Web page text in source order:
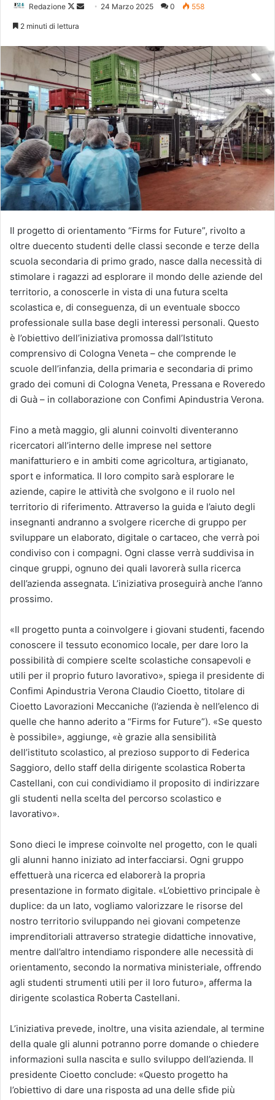
Redazione
Follow
Invia 24 Marzo 2025 0 558
2 minuti di lettura
Il progetto di orientamento “Firms for Future”, rivolto a
oltre duecento studenti delle classi seconde e terze della
scuola secondaria di primo grado, nasce dalla necessità di
stimolare i ragazzi ad esplorare il mondo delle aziende del
territorio, a conoscerle in vista di una futura scelta
scolastica e, di conseguenza, di un eventuale sbocco
professionale sulla base degli interessi personali. Questo
è l’obiettivo dell’iniziativa promossa dall’Istituto
comprensivo di Cologna Veneta – che comprende le
scuole dell’infanzia, della primaria e secondaria di primo
grado dei comuni di Cologna Veneta, Pressana e Roveredo
di Guà – in collaborazione con Confimi Apindustria Verona.
Fino a metà maggio, gli alunni coinvolti diventeranno
ricercatori all’interno delle imprese nel settore
manifatturiero e in ambiti come agricoltura, artigianato,
sport e informatica. Il loro compito sarà esplorare le
aziende, capire le attività che svolgono e il ruolo nel
territorio di riferimento. Attraverso la guida e l’aiuto degli
insegnanti andranno a svolgere ricerche di gruppo per
sviluppare un elaborato, digitale o cartaceo, che verrà poi
condiviso con i compagni. Ogni classe verrà suddivisa in
cinque gruppi, ognuno dei quali lavorerà sulla ricerca
dell’azienda assegnata. L’iniziativa proseguirà anche l’anno
prossimo.
«Il progetto punta a coinvolgere i giovani studenti, facendo
conoscere il tessuto economico locale, per dare loro la
possibilità di compiere scelte scolastiche consapevoli e
utili per il proprio futuro lavorativo», spiega il presidente di
Confimi Apindustria Verona Claudio Cioetto, titolare di
Cioetto Lavorazioni Meccaniche (l’azienda è nell’elenco di
quelle che hanno aderito a “Firms for Future”). «Se questo
è possibile», aggiunge, «è grazie alla sensibilità
dell’istituto scolastico, al prezioso supporto di Federica
Saggioro, dello staff della dirigente scolastica Roberta
Castellani, con cui condividiamo il proposito di indirizzare
gli studenti nella scelta del percorso scolastico e
lavorativo».
Sono dieci le imprese coinvolte nel progetto, con le quali
gli alunni hanno iniziato ad interfacciarsi. Ogni gruppo
effettuerà una ricerca ed elaborerà la propria
presentazione in formato digitale. «L’obiettivo principale è
duplice: da un lato, vogliamo valorizzare le risorse del
nostro territorio sviluppando nei giovani competenze
imprenditoriali attraverso strategie didattiche innovative,
mentre dall’altro intendiamo rispondere alle necessità di
orientamento, secondo la normativa ministeriale, offrendo
agli studenti strumenti utili per il loro futuro», afferma la
dirigente scolastica Roberta Castellani.
L’iniziativa prevede, inoltre, una visita aziendale, al termine
della quale gli alunni potranno porre domande o chiedere
informazioni sulla nascita e sullo sviluppo dell’azienda. Il
presidente Cioetto conclude: «Questo progetto ha
l’obiettivo di dare una risposta ad una delle sfide più